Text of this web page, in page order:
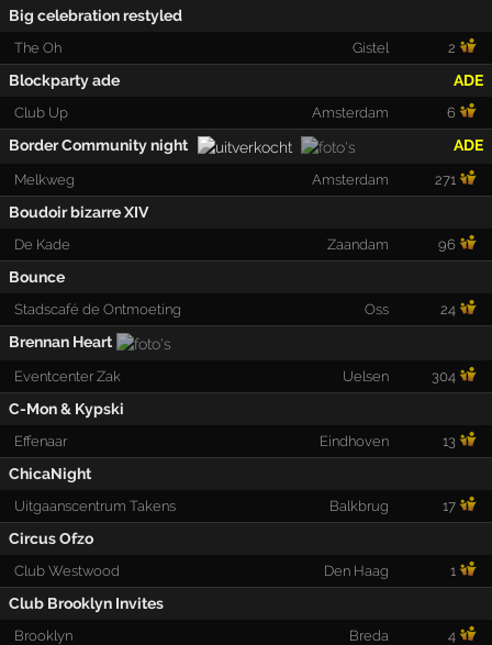
Big celebration restyled
The Oh Gistel 2
Blockparty ade ADE
Club Up Amsterdam 6
Border Community night ADE
Melkweg Amsterdam 271
Boudoir bizarre XIV
De Kade Zaandam 96
Bounce
Stadscafé de Ontmoeting Oss 24
Brennan Heart
Eventcenter Zak Uelsen 304
C-Mon & Kypski
Effenaar Eindhoven 13
ChicaNight
Uitgaanscentrum Takens Balkbrug 17
Circus Ofzo
Club Westwood Den Haag 1
Club Brooklyn Invites
Brooklyn Breda 4